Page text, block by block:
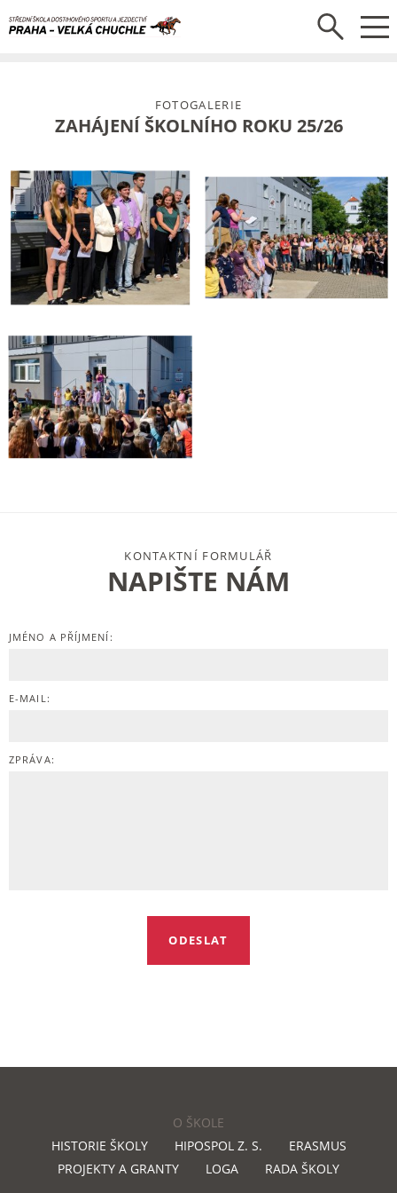
ZAHÁJENÍ ŠKOLNÍHO ROKU 25/26
FOTOGALERIE
NAPIŠTE NÁM
KONTAKTNÍ FORMULÁŘ
JMÉNO A PŘÍJMENÍ:
E-MAIL:
ZPRÁVA:
O ŠKOLE
HISTORIE ŠKOLY
HIPOSPOL Z. S.
ERASMUS
PROJEKTY A GRANTY
LOGA RADA ŠKOLY